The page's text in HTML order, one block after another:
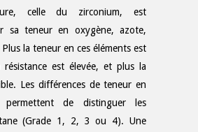
celle du zirconium, est
sa teneur en oxygène, azote,
la teneur en ces éléments est
résistance est élevée, et plus la
Les différences de teneur en
permettent de distinguer les
(Grade 1, 2, 3 ou 4). Une